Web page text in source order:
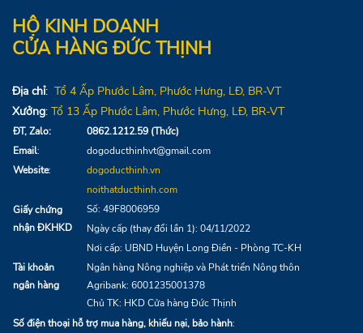
HỘ KINH DOANH
CỬA HÀNG ĐỨC THỊNH
Địa chỉ: Tổ 4 Ấp Phước Lâm, Phước Hưng, LĐ, BR-VT
Xưởng: Tổ 13 Ấp Phước Lâm, Phước Hưng, LĐ, BR-VT
ĐT, Zalo:
0862.1212.59 (Thức)
Email:
dogoducthinhvt@gmail.com
Website:
dogoducthinh.vn
noithatducthinh.com
Giấy chứng
nhận ĐKHKD
Số: 49F8006959
Ngày cấp (thay đổi lần 1): 04/11/2022
Nơi cấp: UBND Huyện Long Điền - Phòng TC-KH
Tài khoản
ngân hàng
Ngân hàng Nông nghiệp và Phát triển Nông thôn
Agribank: 6001235001378
Chủ TK: HKD Cửa hàng Đức Thịnh
Số điện thoại hỗ trợ mua hàng, khiếu nại, bảo hành: